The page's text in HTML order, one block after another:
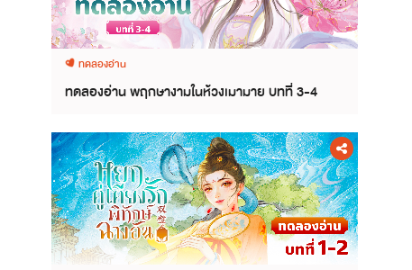
ทดลองอ่าน
ทดลองอ่าน พฤกษางามในห้วงเมามาย บทที่ 3-4